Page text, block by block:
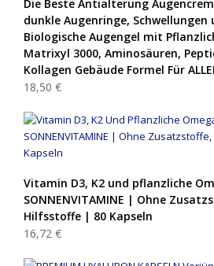
Die Beste Antialterung
dunkle Augenringe, Schwellungen
Biologische Augengel mit
Matrixyl 3000, Aminosäuren,
Kollagen Gebäude Formel Für
18,50 €
Vitamin D3, K2 und pflanzliche
SONNENVITAMINE | Ohne
Hilfsstoffe | 80 Kapseln
16,72 €